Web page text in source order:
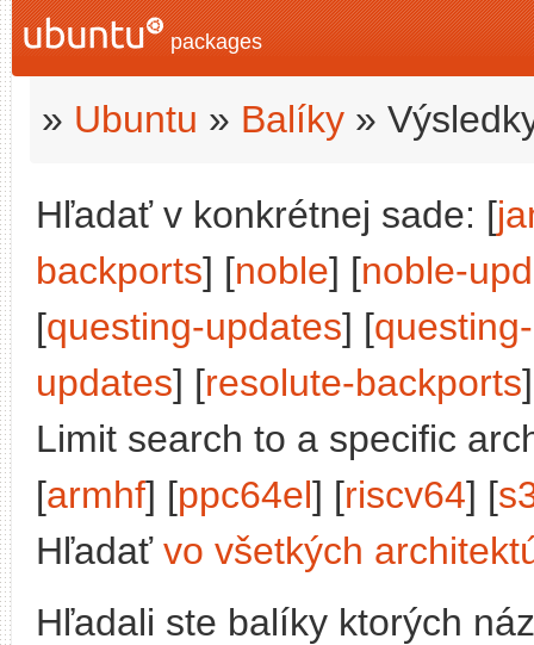
packages
» Ubuntu » Balíky »
Hľadať v konkrétnej sade: [
backports] [noble] [noble-
[questing-updates] [
updates] [resolute-backports
Limit search to a specific
[armhf] [ppc64el] [riscv64] [
Hľadať vo všetkých
Hľadali ste balíky ktorých